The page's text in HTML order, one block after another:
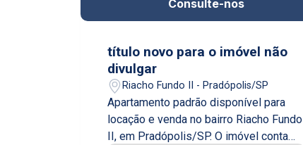
Consulte-nos
título novo para o imóvel não
divulgar
Riacho Fundo II - Pradópolis/SP
Apartamento padrão disponível para
locação e venda no bairro Riacho Fundo
II, em Pradópolis/SP. O imóvel conta